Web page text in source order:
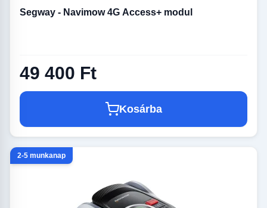
Segway - Navimow 4G Access+ modul
49 400 Ft
Kosárba
2-5 munkanap